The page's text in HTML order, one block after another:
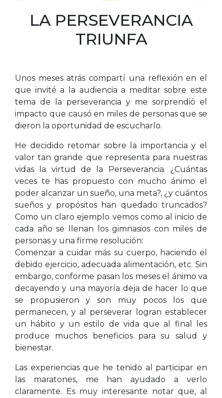
LA PERSEVERANCIA
TRIUNFA
Unos meses atrás compartí una reflexión en el
que invité a la audiencia a meditar sobre este
tema de la perseverancia y me sorprendió el
impacto que causó en miles de personas que se
dieron la oportunidad de escucharlo.
He decidido retomar sobre la importancia y el
valor tan grande que representa para nuestras
vidas la virtud de la Perseverancia. ¿Cuántas
veces te has propuesto con mucho ánimo el
poder alcanzar un sueño, una meta?, ¿y cuántos
sueños y propósitos han quedado truncados?
Como un claro ejemplo vemos como al inicio de
cada año se llenan los gimnasios con miles de
personas y una firme resolución:
Comenzar a cuidar más su cuerpo, haciendo el
debido ejercicio, adecuada alimentación, etc. Sin
embargo, conforme pasan los meses el ánimo va
decayendo y una mayoría deja de hacer lo que
se propusieron y son muy pocos los que
permanecen, y al perseverar logran establecer
un hábito y un estilo de vida que al final les
produce muchos beneficios para su salud y
bienestar.
Las experiencias que he tenido al participar en
las maratones, me han ayudado a verlo
claramente. Es muy interesante notar que, al